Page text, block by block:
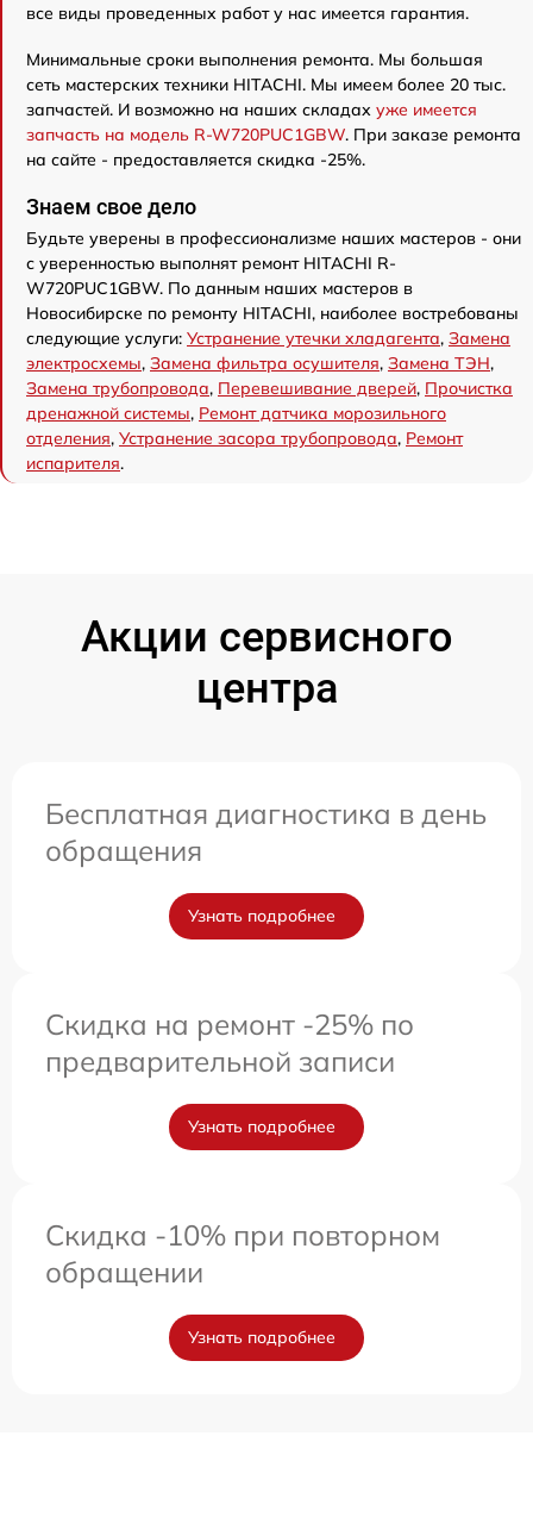
все виды проведенных работ у нас имеется гарантия.
Минимальные сроки выполнения ремонта. Мы большая
сеть мастерских техники HITACHI. Мы имеем более 20 тыс.
запчастей. И возможно на наших складах уже имеется
запчасть на модель R-W720PUC1GBW. При заказе ремонта
на сайте - предоставляется скидка -25%.
Знаем свое дело
Будьте уверены в профессионализме наших мастеров - они
с уверенностью выполнят ремонт HITACHI R-
W720PUC1GBW. По данным наших мастеров в
Новосибирске по ремонту HITACHI, наиболее востребованы
следующие услуги: Устранение утечки хладагента, Замена
электросхемы, Замена фильтра осушителя, Замена ТЭН,
Замена трубопровода, Перевешивание дверей, Прочистка
дренажной системы, Ремонт датчика морозильного
отделения, Устранение засора трубопровода, Ремонт
испарителя.
Акции сервисного
центра
Бесплатная диагностика в день
обращения
Узнать подробнее
Скидка на ремонт -25% по
предварительной записи
Узнать подробнее
Скидка -10% при повторном
обращении
Узнать подробнее